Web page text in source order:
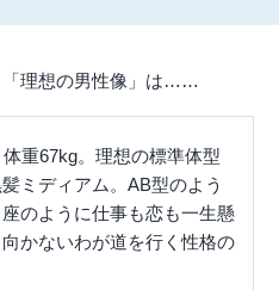
理想の男性像」は……
重67kg。理想の標準体型
ミディアム。AB型のよう
のように仕事も恋も一生懸
かないわが道を行く性格の